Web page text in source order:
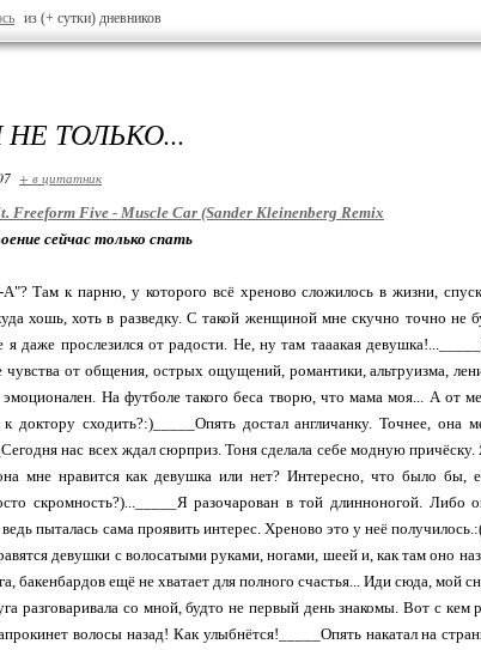
из (+ сутки) дневников
ТОЛЬКО...
+ в цитатник
Freeform Five - Muscle Car (Sander Kleinenberg Remix
сейчас только спать
Там к парню, у которого всё хреново сложилось в жизни,
хошь, хоть в разведку. С такой женщиной мне скучно точно не
я даже прослезился от радости. Не, ну там тааакая
от общения, острых ощущений, романтики, альтруизма,
На футболе такого беса творю, что мама моя... А от
доктору сходить?:)_____Опять достал англичанку. Точнее, она
нас всех ждал сюрприз. Тоня сделала себе модную
мне нравится как девушка или нет? Интересно, что было бы,
скромность?)..._____Я разочарован в той длинноногой.
пыталась сама проявить интерес. Хреново это у неё
девушки с волосатыми руками, ногами, шеей и, как там оно
бакенбардов ещё не хватает для полного счастья... Иди сюда, мой
разговаривала со мной, будто не первый день знакомы. Вот с кем
волосы назад! Как улыбнётся!_____Опять накатал на